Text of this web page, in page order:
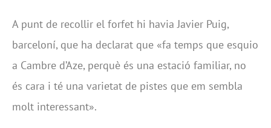
A punt de recollir el forfet hi havia Javier Puig,
barceloní, que ha declarat que «fa temps que esquio
a Cambre d’Aze, perquè és una estació familiar, no
és cara i té una varietat de pistes que em sembla
molt interessant».